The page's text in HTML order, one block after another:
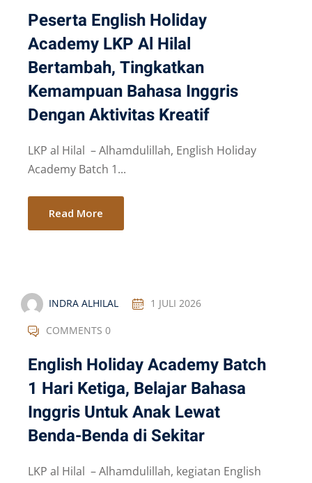
Peserta English Holiday
Academy LKP Al Hilal
Bertambah, Tingkatkan
Kemampuan Bahasa Inggris
Dengan Aktivitas Kreatif
LKP al Hilal – Alhamdulillah, English Holiday
Academy Batch 1...
Read More
INDRA ALHILAL 1 JULI 2026
COMMENTS 0
English Holiday Academy Batch
1 Hari Ketiga, Belajar Bahasa
Inggris Untuk Anak Lewat
Benda-Benda di Sekitar
LKP al Hilal – Alhamdulillah, kegiatan English